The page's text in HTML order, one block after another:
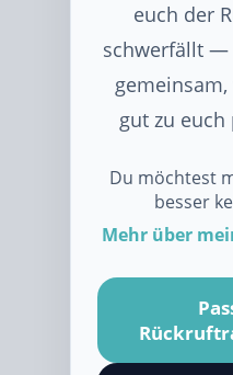
euch der
schwerfällt —
gut zu euch
Du möchtest
besser
Mehr über